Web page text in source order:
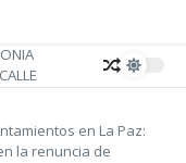
en La Paz:
la renuncia de